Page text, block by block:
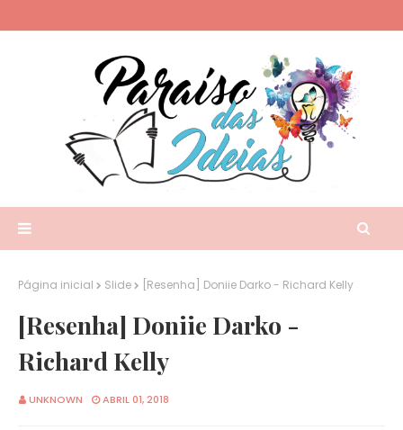
Página inicial Slide [Resenha] Doniie Darko - Richard Kelly
[Resenha] Doniie Darko -
Richard Kelly
UNKNOWN ABRIL 01, 2018